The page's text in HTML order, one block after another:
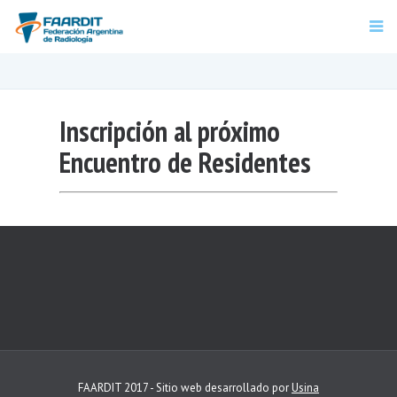
Inscripción al próximo
Encuentro de Residentes
FAARDIT 2017 - Sitio web desarrollado porUsina